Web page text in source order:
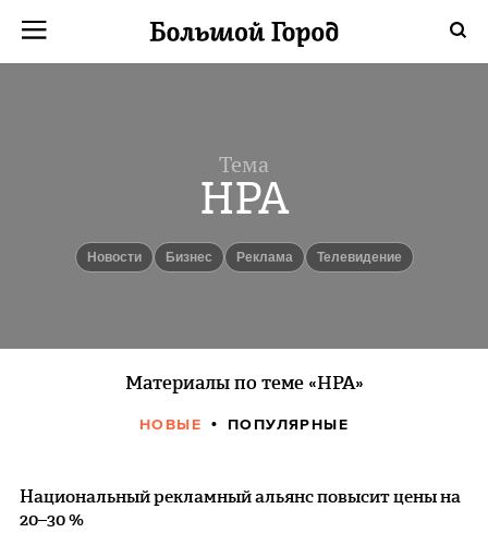
Тема
НРА
новости бизнес реклама телевидение
Материалы по теме «НРА»
НОВЫЕ ПОПУЛЯРНЫЕ
Национальный рекламный альянс повысит цены на
20–30 %